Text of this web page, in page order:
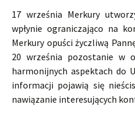
17 września Merkury
wpłynie ograniczająco na
Merkury opuści życzliwą
20 września pozostanie w
harmonijnych aspektach do
informacji pojawią się
nawiązanie interesujących